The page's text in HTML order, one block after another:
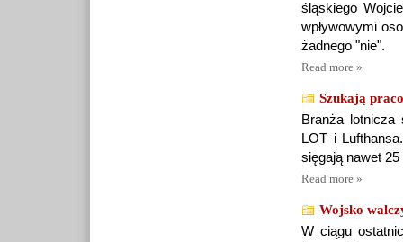
śląskiego
wpływowymi
żadnego "nie".
Read more »
Szukają
Branża lotnicza
LOT i
sięgają nawet 25
Read more »
Wojsko
W ciągu